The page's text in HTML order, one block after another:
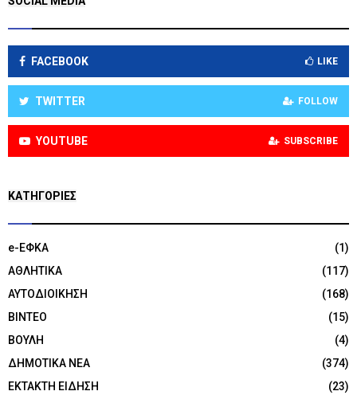
FACEBOOK LIKE
TWITTER FOLLOW
YOUTUBE SUBSCRIBE
KΑΤΗΓΟΡΊΕΣ
e-ΕΦΚΑ
(1)
ΑΘΛΗΤΙΚΑ
(117)
ΑΥΤΟΔΙΟΙΚΗΣΗ
(168)
ΒΙΝΤΕΟ
(15)
ΒΟΥΛΗ
(4)
ΔΗΜΟΤΙΚΑ ΝΕΑ
(374)
ΕΚΤΑΚΤΗ ΕΙΔΗΣΗ
(23)